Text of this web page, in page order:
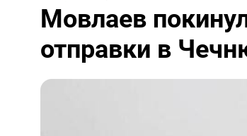
Мовлаев
отправки в